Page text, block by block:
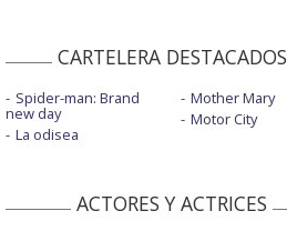
CARTELERA DESTACADOS
Spider-man: Brand
new day
La odisea
Mother Mary
Motor City
ACTORES Y ACTRICES